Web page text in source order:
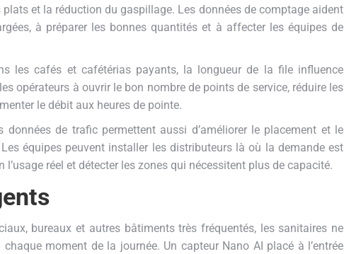
et la réduction du gaspillage. Les données de comptage aident
à préparer les bonnes quantités et à affecter les équipes de
les cafés et cafétérias payants, la longueur de la file influence
opérateurs à ouvrir le bon nombre de points de service, réduire les
le débit aux heures de pointe.
données de trafic permettent aussi d’améliorer le placement et le
équipes peuvent installer les distributeurs là où la demande est
réel et détecter les zones qui nécessitent plus de capacité.
bureaux et autres bâtiments très fréquentés, les sanitaires ne
moment de la journée. Un capteur Nano AI placé à l’entrée